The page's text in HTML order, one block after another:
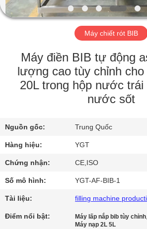
VIDEO
HƯỚNG
DẪN
CHÚNG
TÔI
THAM
QUAN
NHÀ
Máy chiết rót BIB
Máy điền BIB tự động
lượng cao tùy chỉnh cho
20L trong hộp nước
nước sốt
Nguồn gốc: Trung Quốc
Hàng hiệu: YGT
Chứng nhận: CE,ISO
Số mô hình: YGT-AF-BIB-1
Tài liệu: filling machine
Điểm nổi bật: Máy lấp nắp bib tùy chỉnh
Máy nạp 2L 5L